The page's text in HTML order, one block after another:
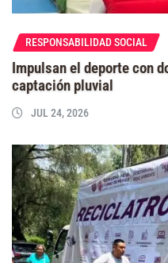
RESPONSABILIDAD SOCIAL
Impulsan el deporte con
captación pluvial
JUL 24, 2026